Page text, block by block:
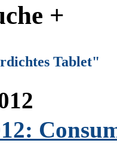
+
Tablet"